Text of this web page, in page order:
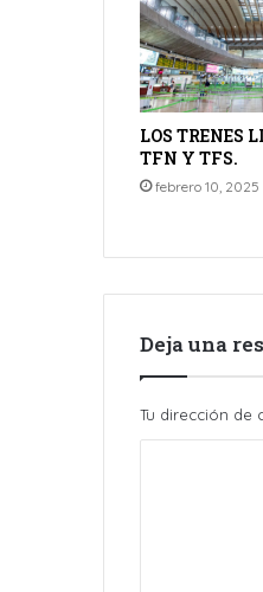
LOS TRENES
TFN Y TFS.
febrero 10, 2025
Deja una
Tu dirección de